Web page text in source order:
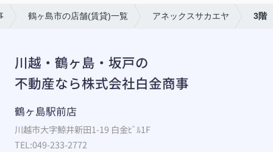
鶴ヶ島市の店舗(賃貸)一覧 アネックスサカエヤ 3階
川越・鶴ヶ島・坂戸の
不動産なら株式会社白金商事
鶴ヶ島駅前店
川越市大字鯨井新田1-19 白金ﾋﾞﾙ1F
TEL:049-233-2772